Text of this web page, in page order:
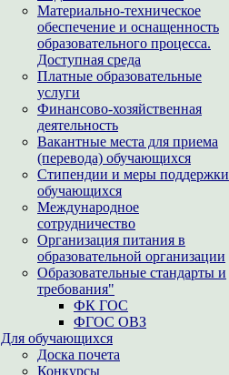
Материально-техническое
обеспечение и оснащенность
образовательного процесса.
Доступная среда
Платные образовательные
услуги
Финансово-хозяйственная
деятельность
Вакантные места для приема
(перевода) обучающихся
Стипендии и меры поддержки
обучающихся
Международное
сотрудничество
Организация питания в
образовательной организации
Образовательные стандарты и
требования"
ФК ГОС
ФГОС ОВЗ
Для обучающихся
Доска почета
Конкурсы